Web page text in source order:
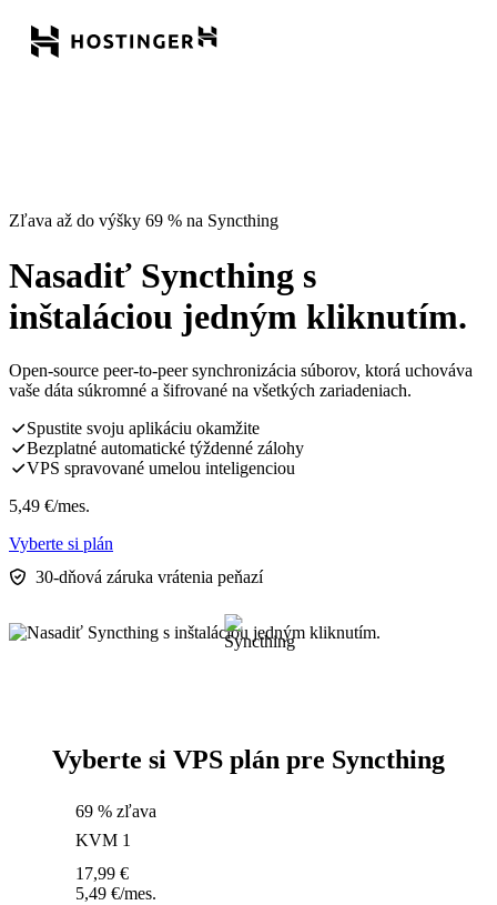
Zľava až do výšky 69 % na Syncthing
Nasadiť Syncthing s
inštaláciou jedným kliknutím.
Open-source peer-to-peer synchronizácia súborov, ktorá uchováva
vaše dáta súkromné a šifrované na všetkých zariadeniach.
Spustite svoju aplikáciu okamžite
Bezplatné automatické týždenné zálohy
VPS spravované umelou inteligenciou
5,49 €/mes.
Vyberte si plán
30-dňová záruka vrátenia peňazí
Vyberte si VPS plán pre Syncthing
69 % zľava
KVM 1
17,99 €
5,49 €/mes.